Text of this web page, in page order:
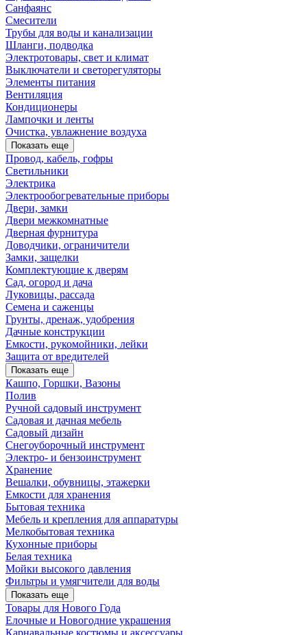
Санфаянс
Смесители
Трубы для воды и канализации
Шланги, подводка
Электротовары, свет и климат
Выключатели и светорегуляторы
Элементы питания
Вентиляция
Кондиционеры
Лампочки и ленты
Очистка, увлажнение воздуха
Показать еще
Провод, кабель, гофры
Светильники
Электрика
Электрообогревательные приборы
Двери, замки
Двери межкомнатные
Дверная фурнитура
Доводчики, ограничители
Замки, защелки
Комплектующие к дверям
Сад, огород и дача
Луковицы, рассада
Семена и саженцы
Грунты, дренаж, удобрения
Дачные конструкции
Емкости, рукомойники, лейки
Защита от вредителей
Показать еще
Кашпо, Горшки, Вазоны
Полив
Ручной садовый инструмент
Садовая и дачная мебель
Садовый дизайн
Снегоуборочный инструмент
Электро- и бензоинструмент
Хранение
Вешалки, обувницы, этажерки
Емкости для хранения
Бытовая техника
Мебель и крепления для аппаратуры
Мелкобытовая техника
Кухонные приборы
Белая техника
Мойки высокого давления
Фильтры и умягчители для воды
Показать еще
Товары для Нового Года
Елочные и Новогодние украшения
Карнавальные костюмы и аксессуары